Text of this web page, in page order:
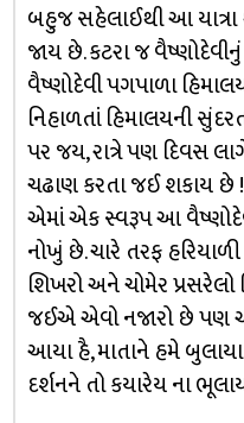
બહુજ સહેલાઈથી આ યાત્રા
જાય છે. કટરા જ
વૈષ્ણોદેવી પગપાળા
નિહાળતાં હિમાલયની
પર જય, રાત્રે પણ દિવસ
ચઢાણ કરતા જઈ શકાય છે
એમાં એક સ્વરૂપ આ
નોખું છે. ચારે તરફ
શિખરો અને ચોમેર
જઈએ એવો નજારો છે પણ
આયા હૈ, માતાને હમે બુલાયા
દર્શનને તો કયારેય ના